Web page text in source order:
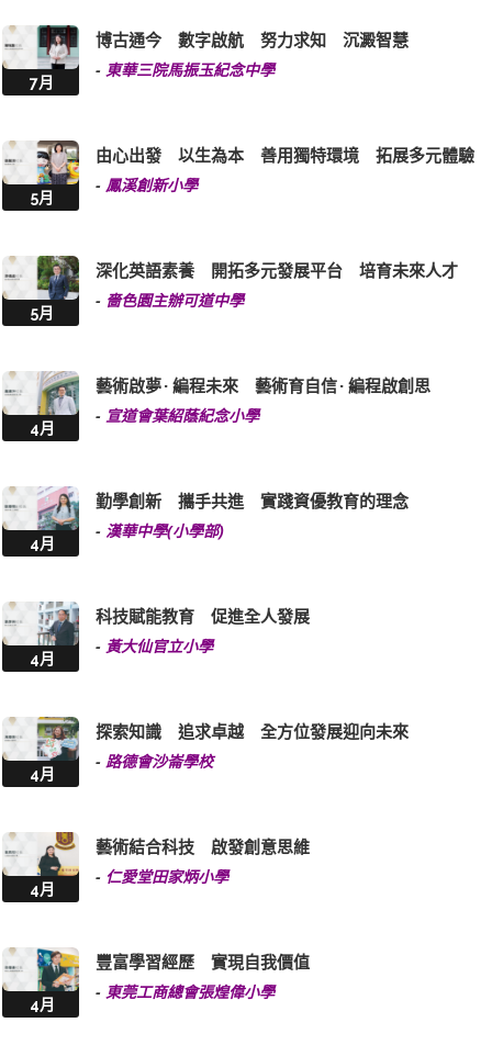
7月
博古通今 數字啟航 努力求知 沉澱智慧
- 東華三院馬振玉紀念中學
5月
由心出發 以生為本 善用獨特環境 拓展多元體驗
- 鳳溪創新小學
5月
深化英語素養 開拓多元發展平台 培育未來人才
- 嗇色園主辦可道中學
4月
藝術啟夢 · 編程未來 藝術育自信 · 編程啟創思
- 宣道會葉紹蔭紀念小學
4月
勤學創新 攜手共進 實踐資優教育的理念
- 漢華中學(小學部)
4月
科技賦能教育 促進全人發展
- 黃大仙官立小學
4月
探索知識 追求卓越 全方位發展迎向未來
- 路德會沙崙學校
4月
藝術結合科技 啟發創意思維
- 仁愛堂田家炳小學
4月
豐富學習經歷 實現自我價值
- 東莞工商總會張煌偉小學